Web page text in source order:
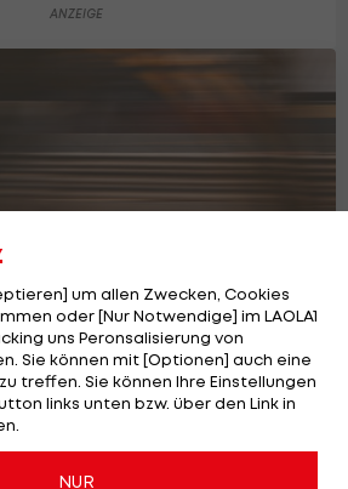
schließt Bahrain-Test
um allen Zwecken, Cookies
oder [Nur Notwendige] im LAOLA1
uns Peronsalisierung von
Sie können mit [Optionen] auch eine
treffen. Sie können Ihre Einstellungen
links unten bzw. über den Link in
NUR